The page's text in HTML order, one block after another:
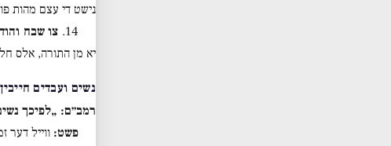
נישט די עצם מהות
14. צו שבח
יא מן התורה, אלס
נשים ועבדים
רמב״ם: „לפיכך
פשט: ווייל דער